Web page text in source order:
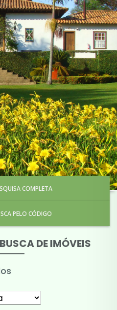
COMPLETA
PELO CÓDIGO
DE IMÓVEIS